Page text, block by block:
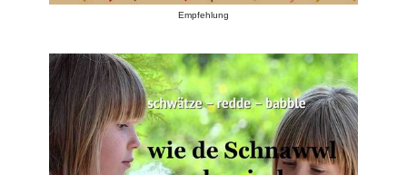
Empfehlung